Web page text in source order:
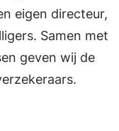
eigen directeur,
Samen met
geven wij de